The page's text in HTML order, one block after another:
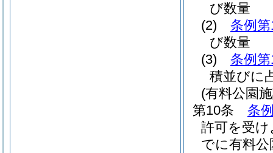
び数量
(2)
条例
び数量
(3)
条例
積並びに
(有料公園
第10条
条
許可を受
でに有料